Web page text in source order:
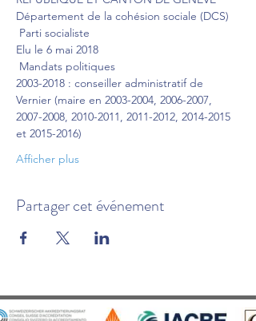
Département de la cohésion sociale (DCS)
Parti socialiste
Elu le 6 mai 2018
Mandats politiques
2003-2018 : conseiller administratif de
Vernier (maire en 2003-2004, 2006-2007,
2007-2008, 2010-2011, 2011-2012, 2014-2015
et 2015-2016)
Afficher plus
Partager cet événement